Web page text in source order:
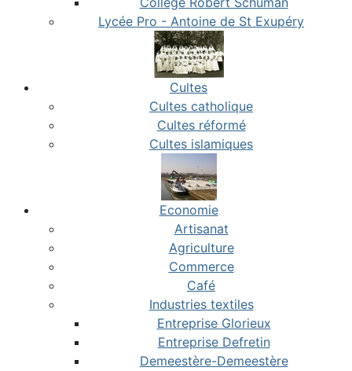
Lycée Pro - Antoine de St Exupéry
Cultes
Cultes catholique
Cultes réformé
Cultes islamiques
Economie
Artisanat
Agriculture
Commerce
Café
Industries textiles
Entreprise Glorieux
Entreprise Defretin
Demeestère-Demeestère